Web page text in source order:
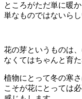
ところがただ単に暖
単なものではないらし
花の芽というものは
なくてはちゃんと育
植物にとって冬の寒
こそが花にとっては